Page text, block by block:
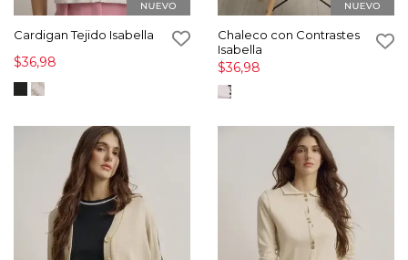
Cardigan Tejido Isabella
$36,98
Chaleco con Contrastes
Isabella
$36,98